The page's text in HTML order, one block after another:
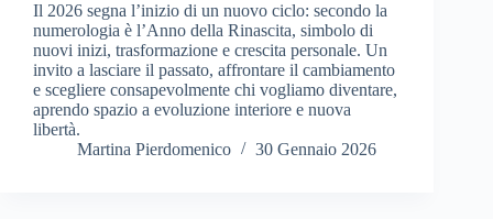
Il 2026 segna l’inizio di un nuovo ciclo: secondo la
numerologia è l’Anno della Rinascita, simbolo di
nuovi inizi, trasformazione e crescita personale. Un
invito a lasciare il passato, affrontare il cambiamento
e scegliere consapevolmente chi vogliamo diventare,
aprendo spazio a evoluzione interiore e nuova
libertà.
Martina Pierdomenico
30 Gennaio 2026